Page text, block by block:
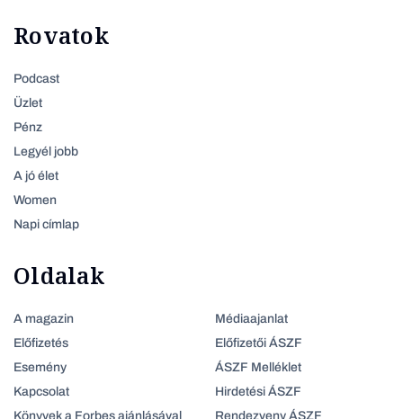
Rovatok
Podcast
Üzlet
Pénz
Legyél jobb
A jó élet
Women
Napi címlap
Oldalak
A magazin
Előfizetés
Esemény
Kapcsolat
Könyvek a Forbes ajánlásával
Médiaajanlat
Előfizetői ÁSZF
ÁSZF Melléklet
Hirdetési ÁSZF
Rendezveny ÁSZF